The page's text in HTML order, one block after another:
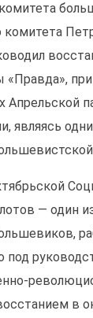
комитета
«Правда»,
Апрельской
являясь
— один
под
в